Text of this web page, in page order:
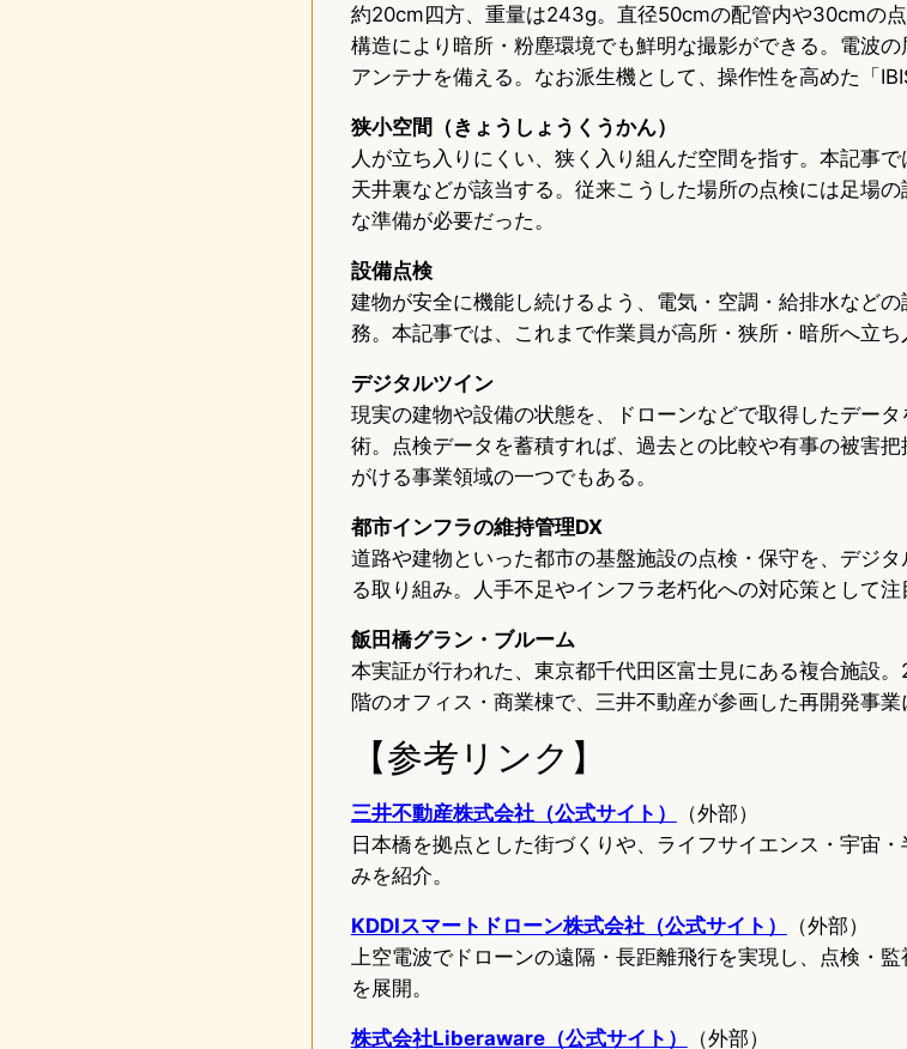
約20cm四方、重量は243g。直径50cmの配管内や30cmの
構造により暗所・粉塵環境でも鮮明な撮影ができる。電波
アンテナを備える。なお派生機として、操作性を高めた「
狭小空間（きょうしょうくうかん）
人が立ち入りにくい、狭く入り組んだ空間を指す。本記事で
天井裏などが該当する。従来こうした場所の点検には足場
な準備が必要だった。
設備点検
建物が安全に機能し続けるよう、電気・空調・給排水など
務。本記事では、これまで作業員が高所・狭所・暗所へ立ち
デジタルツイン
現実の建物や設備の状態を、ドローンなどで取得したデー
術。点検データを蓄積すれば、過去との比較や有事の被害
がける事業領域の一つでもある。
都市インフラの維持管理DX
道路や建物といった都市の基盤施設の点検・保守を、デジ
る取り組み。人手不足やインフラ老朽化への対応策として注
飯田橋グラン・ブルーム
本実証が行われた、東京都千代田区富士見にある複合施設
階のオフィス・商業棟で、三井不動産が参画した再開発事業
【参考リンク】
三井不動産株式会社（公式サイト）
（外部）
日本橋を拠点とした街づくりや、ライフサイエンス・宇宙
みを紹介。
KDDIスマートドローン株式会社（公式サイト）
（外部）
上空電波でドローンの遠隔・長距離飛行を実現し、点検・
を展開。
株式会社Liberaware（公式サイト） （外部）